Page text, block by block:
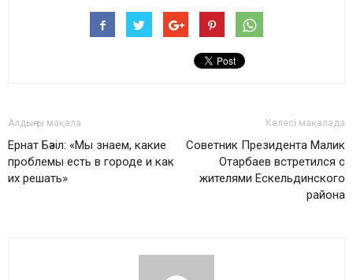
Алдыңғы мақала
Ернат Бәзіл: «Мы знаем, какие
проблемы есть в городе и как
их решать»
Келесі мақалада
Советник Президента Малик
Отарбаев встретился с
жителями Ескельдинского
района